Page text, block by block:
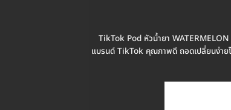
TikTok Pod หัวน้ำยา
แบรนด์ TikTok คุณภาพดี ถอดเปลี่ยนง่าย